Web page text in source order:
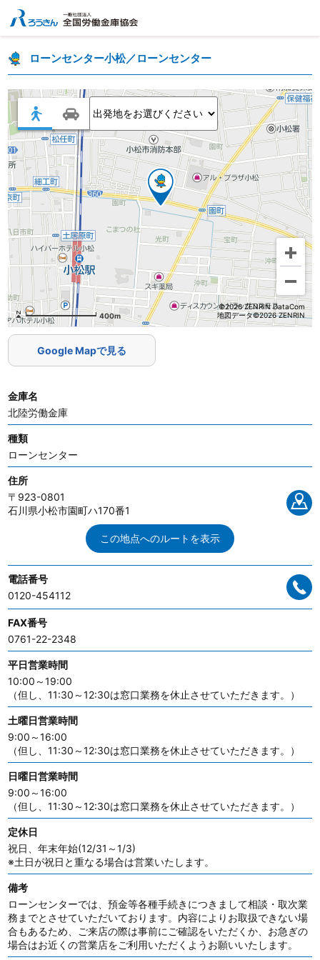
ローンセンター小松／ローンセンター
400m
©2026 ZENRIN DataCom
地図データ©2026 ZENRIN
Google Mapで見る
金庫名
北陸労働金庫
種類
ローンセンター
住所
〒923-0801
石川県小松市園町ハ170番1
この地点へのルートを表示
電話番号
0120-454112
FAX番号
0761-22-2348
平日営業時間
10:00～19:00
（但し、11:30～12:30は窓口業務を休止させていただきます。）
土曜日営業時間
9:00～16:00
（但し、11:30～12:30は窓口業務を休止させていただきます。）
日曜日営業時間
9:00～16:00
（但し、11:30～12:30は窓口業務を休止させていただきます。）
定休日
祝日、年末年始(12/31～1/3)
※土日が祝日と重なる場合は営業いたします。
備考
ローンセンターでは、預金等各種手続きにつきまして相談・取次業
務までとさせていただいております。内容によりお取扱できない場
合もあるため、ご来店の際は事前にご確認をいただくか、お急ぎの
場合はお近くの営業店をご利用いただくようお願いいたします。